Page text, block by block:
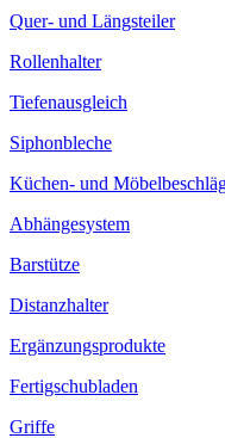
Quer- und Längsteiler
Rollenhalter
Tiefenausgleich
Siphonbleche
Küchen- und
Abhängesystem
Barstütze
Distanzhalter
Ergänzungsprodukte
Fertigschubladen
Griffe